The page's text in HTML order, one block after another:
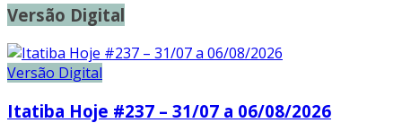
Versão Digital
Versão Digital
Itatiba Hoje #237 – 31/07 a 06/08/2026